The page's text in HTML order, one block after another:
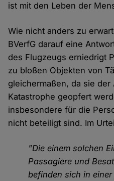
ist mit den Leben der
Wie nicht anders zu
BVerfG darauf eine
des Flugzeugs erniedrigt
zu bloßen Objekten von
gleichermaßen, da sie
Katastrophe geopfert
insbesondere für die
nicht beteiligt sind. Im
"Die einem solchen
Passagiere und
befinden sich in